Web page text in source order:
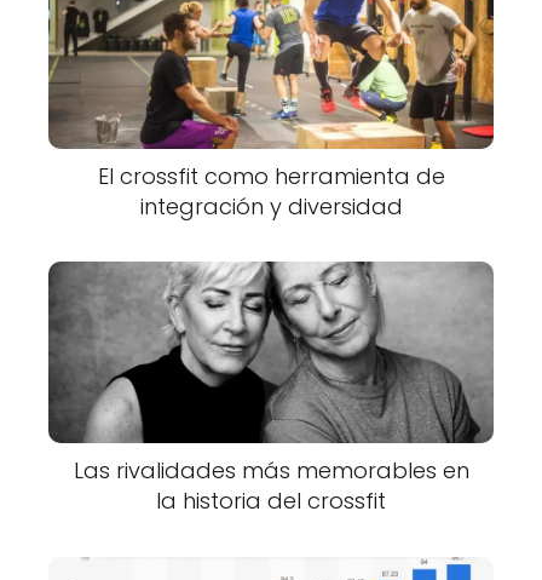
El crossfit como herramienta de
integración y diversidad
Las rivalidades más memorables en
la historia del crossfit